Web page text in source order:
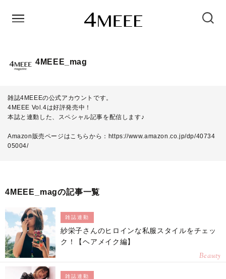
4MEEE_mag
雑誌4MEEEの公式アカウントです。
4MEEE Vol.4は好評発売中！
本誌と連動した、スペシャル記事を配信します♪
Amazon販売ページはこちらから： https://www.amazon.co.jp/dp/40734
05004/
4MEEE_magの記事一覧
雑誌連動
紗栄子さんのヒロインな私服スタイルをチェッ
ク！【ヘアメイク編】
Beauty
雑誌連動